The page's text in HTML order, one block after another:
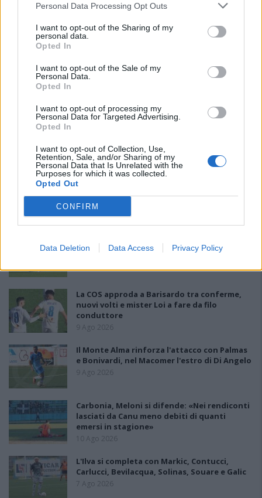
Personal Data Processing Opt Outs
I want to opt-out of the Sharing of my
personal data.
Opted In
I want to opt-out of the Sale of my
Personal Data.
Opted In
I want to opt-out of processing my
Personal Data for Targeted Advertising.
Opted In
I want to opt-out of Collection, Use,
Retention, Sale, and/or Sharing of my
Personal Data that Is Unrelated with the
Purposes for which it was collected.
Opted Out
CONFIRM
Data Deletion Data Access Privacy Policy
PIÙ LETTI OGGI
Puddu, allo Jerzu l'attaccante Bebo Atzori
La COS approda a Barisardo tra conferme,
nuovi volti e mister Loi a fare da filo
conduttore
9 Ago 2026
Il Monte Alma rinforza l'attacco con Palmas
e Bonivardi, nel Macomer l'estro di Di Angelo
9 Ago 2026
Carbonia, Meloni si difende: «Nei rendiconti
lasciati da Canu meno debiti di quanti
emersi in stagione»
10 Ago 2026
L'Ilva si completa con Markic, Contucci,
Carlucci, Bevilacqua, Solinas, Souare e Galic
7 Ago 2026